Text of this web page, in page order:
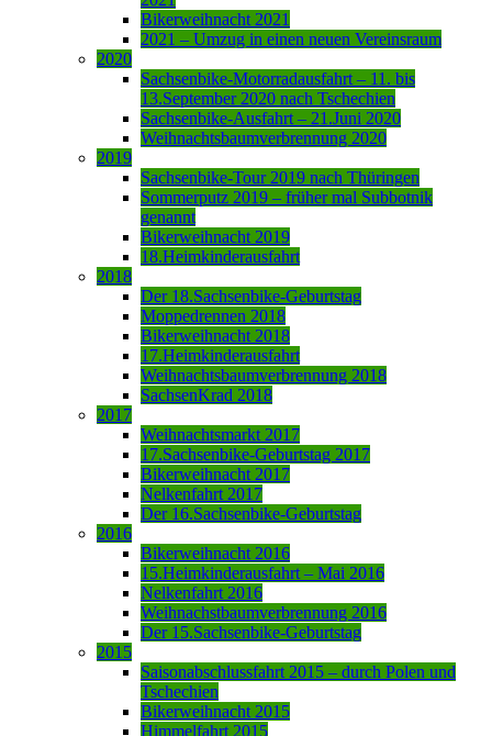
Bikerweihnacht 2021
2021 – Umzug in einen neuen Vereinsraum
2020
Sachsenbike-Motorradausfahrt – 11. bis
13.September 2020 nach Tschechien
Sachsenbike-Ausfahrt – 21.Juni 2020
Weihnachtsbaumverbrennung 2020
2019
Sachsenbike-Tour 2019 nach Thüringen
Sommerputz 2019 – früher mal Subbotnik
genannt
Bikerweihnacht 2019
18.Heimkinderausfahrt
2018
Der 18.Sachsenbike-Geburtstag
Moppedrennen 2018
Bikerweihnacht 2018
17.Heimkinderausfahrt
Weihnachtsbaumverbrennung 2018
SachsenKrad 2018
2017
Weihnachtsmarkt 2017
17.Sachsenbike-Geburtstag 2017
Bikerweihnacht 2017
Nelkenfahrt 2017
Der 16.Sachsenbike-Geburtstag
2016
Bikerweihnacht 2016
15.Heimkinderausfahrt – Mai 2016
Nelkenfahrt 2016
Weihnachstbaumverbrennung 2016
Der 15.Sachsenbike-Geburtstag
2015
Saisonabschlussfahrt 2015 – durch Polen und
Tschechien
Bikerweihnacht 2015
Himmelfahrt 2015